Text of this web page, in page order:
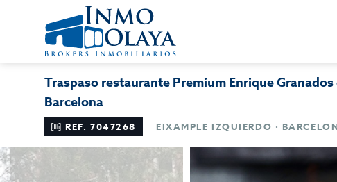
Traspaso restaurante Premium Enrique
Barcelona
REF. 7047268 EIXAMPLE IZQUIERDO ·